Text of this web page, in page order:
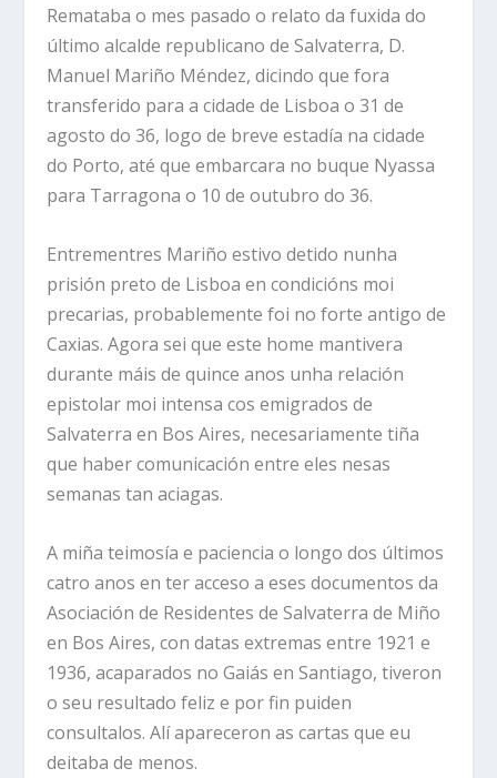
Remataba o mes pasado o relato da fuxida do
último alcalde republicano de Salvaterra, D.
Manuel Mariño Méndez, dicindo que fora
transferido para a cidade de Lisboa o 31 de
agosto do 36, logo de breve estadía na cidade
do Porto, até que embarcara no buque Nyassa
para Tarragona o 10 de outubro do 36.
Entrementres Mariño estivo detido nunha
prisión preto de Lisboa en condicións moi
precarias, probablemente foi no forte antigo de
Caxias. Agora sei que este home mantivera
durante máis de quince anos unha relación
epistolar moi intensa cos emigrados de
Salvaterra en Bos Aires, necesariamente tiña
que haber comunicación entre eles nesas
semanas tan aciagas.
A miña teimosía e paciencia o longo dos últimos
catro anos en ter acceso a eses documentos da
Asociación de Residentes de Salvaterra de Miño
en Bos Aires, con datas extremas entre 1921 e
1936, acaparados no Gaiás en Santiago, tiveron
o seu resultado feliz e por fin puiden
consultalos. Alí apareceron as cartas que eu
deitaba de menos.